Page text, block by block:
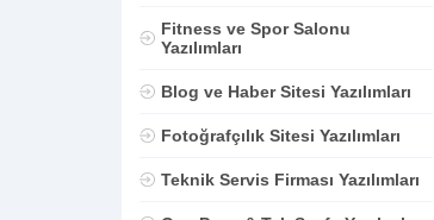
Fitness ve Spor Salonu
Yazılımları
Blog ve Haber Sitesi Yazılımları
Fotoğrafçılık Sitesi Yazılımları
Teknik Servis Firması Yazılımları